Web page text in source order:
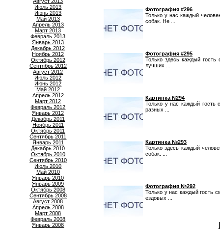
Июль 2013
Июнь 2013
Май 2013
Апрель 2013
Март 2013
Февраль 2013
Январь 2013
Декабрь 2012
Ноябрь 2012
Октябрь 2012
Сентябрь 2012
Август 2012
Июль 2012
Июнь 2012
Май 2012
Апрель 2012
Март 2012
Февраль 2012
Январь 2012
Декабрь 2011
Ноябрь 2011
Октябрь 2011
Сентябрь 2011
Январь 2011
Декабрь 2010
Октябрь 2010
Сентябрь 2010
Июль 2010
Май 2010
Январь 2010
Январь 2009
Октябрь 2008
Сентябрь 2008
Август 2008
Апрель 2008
Март 2008
Февраль 2008
Январь 2008
Фотография #296
Только у нас каждый
собак. Не ...
Фотография #295
Только здесь каждый
лучших ...
Картинка N294
Только у нас каждый гость
разных ...
Картинка №293
Только здесь каждый
собак. ...
Фотография №292
Только у нас каждый гость
ездовых ...